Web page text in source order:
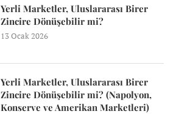
Yerli Marketler, Uluslararası Birer
Zincire Dönüşebilir mi?
13 Ocak 2026
Yerli Marketler, Uluslararası Birer
Zincire Dönüşebilir mi? (Napolyon,
Konserve ve Amerikan Marketleri)